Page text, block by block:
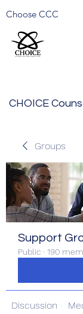
CHOICE
Choose CCC
Groups
Support
Public · 190
Discussion